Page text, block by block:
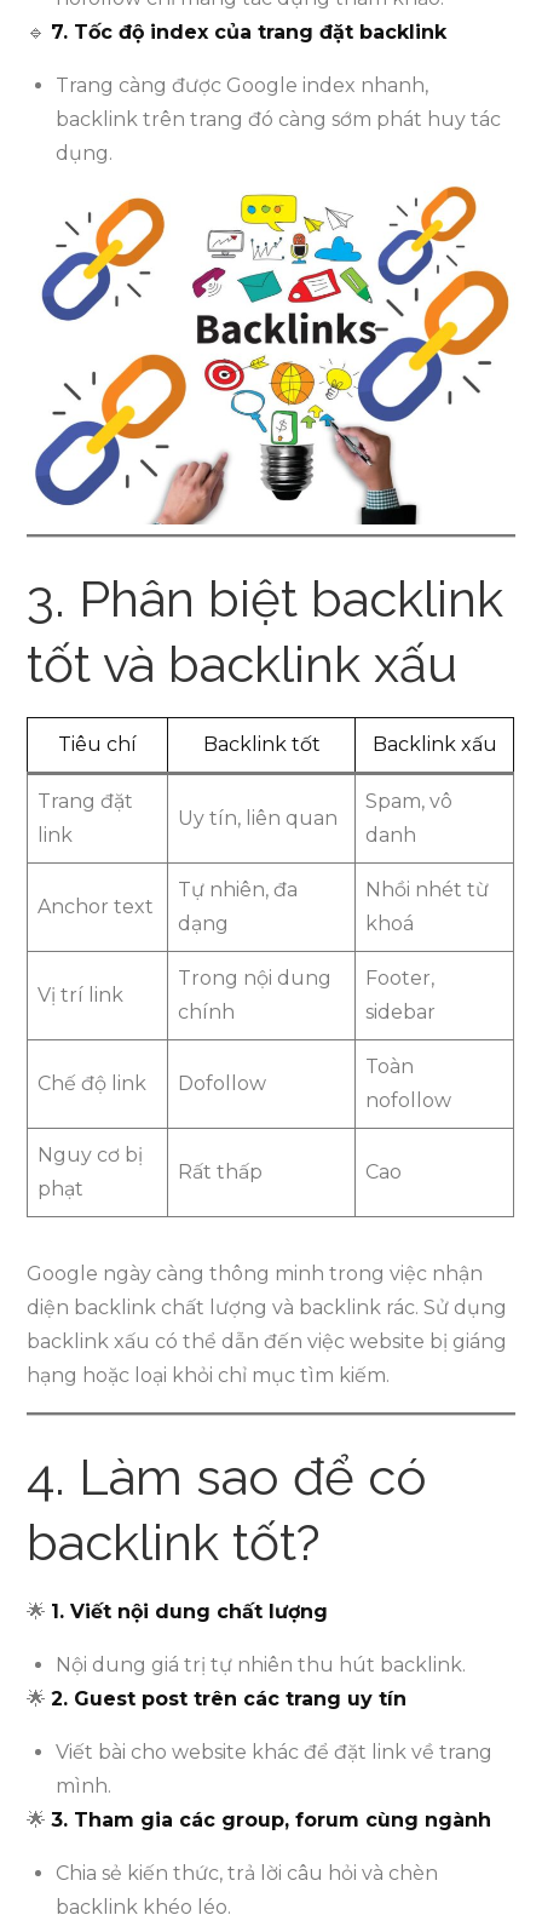
🔹 7. Tốc độ index của trang đặt backlink
Trang càng được Google index nhanh,
backlink trên trang đó càng sớm phát huy tác
dụng.
3. Phân biệt backlink
tốt và backlink xấu
Tiêu chí Backlink tốt Backlink xấu
Trang đặt
link
Uy tín, liên quan
Spam, vô
danh
Anchor text
Tự nhiên, đa
dạng
Nhồi nhét từ
khoá
Vị trí link
Trong nội dung
chính
Footer,
sidebar
Chế độ link Dofollow
Toàn
nofollow
Nguy cơ bị
phạt
Rất thấp Cao
Google ngày càng thông minh trong việc nhận
diện backlink chất lượng và backlink rác. Sử dụng
backlink xấu có thể dẫn đến việc website bị giáng
hạng hoặc loại khỏi chỉ mục tìm kiếm.
4. Làm sao để có
backlink tốt?
🌟 1. Viết nội dung chất lượng
Nội dung giá trị tự nhiên thu hút backlink.
🌟2. Guest post trên các trang uy tín
Viết bài cho website khác để đặt link về trang
mình.
🌟3. Tham gia các group, forum cùng ngành
Chia sẻ kiến thức, trả lời câu hỏi và chèn
backlink khéo léo.